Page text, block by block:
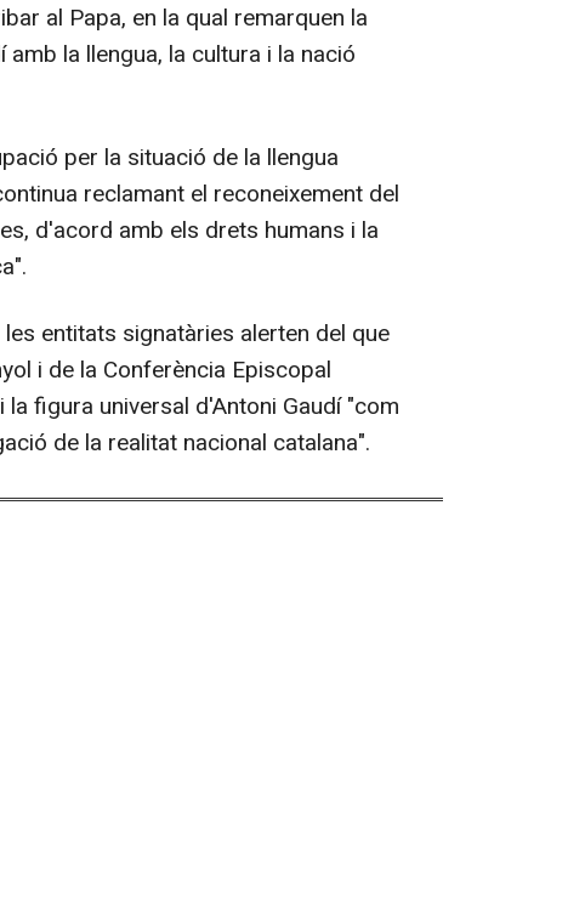
al Papa, en la qual remarquen la
la llengua, la cultura i la nació
per la situació de la llengua
reclamant el reconeixement del
d'acord amb els drets humans i la
entitats signatàries alerten del que
i de la Conferència Episcopal
figura universal d'Antoni Gaudí "com
de la realitat nacional catalana".